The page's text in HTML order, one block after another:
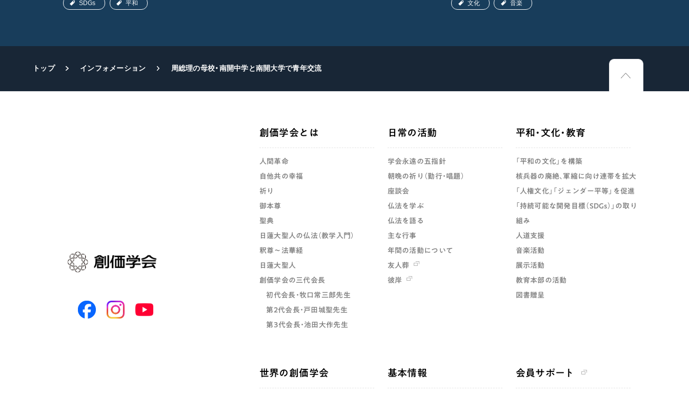
SDGs 平和 文化 音楽
トップ インフォメーション 周総理の母校・南開中学と南開大学で青年交流
創価学会とは
人間革命
自他共の幸福
祈り
御本尊
聖典
日蓮大聖人の仏法（教学入門）
釈尊～法華経
日蓮大聖人
創価学会の三代会長
初代会長・牧口常三郎先生
第2代会長・戸田城聖先生
第3代会長・池田大作先生
日常の活動
学会永遠の五指針
朝晩の祈り（勤行・唱題）
座談会
仏法を学ぶ
仏法を語る
主な行事
年間の活動について
友人葬
彼岸
平和・文化・教育
「平和の文化」を構築
核兵器の廃絶、軍縮に向け連帯を拡大
「人権文化」「ジェンダー平等」を促進
「持続可能な開発目標（SDGs）」の取り
組み
人道支援
音楽活動
展示活動
教育本部の活動
図書贈呈
世界の創価学会 基本情報 会員サポート